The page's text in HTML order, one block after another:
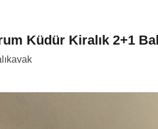
Küdür Kiralık 2+1